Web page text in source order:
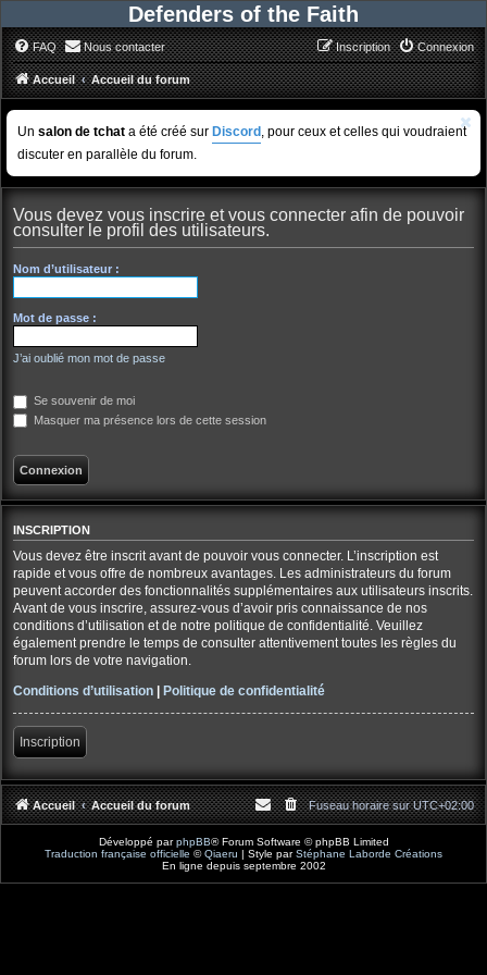
Defenders of the Faith
FAQ Nous contacter Connexion
Inscription
Accueil Accueil du forum
Un salon de tchat a été créé sur Discord , pour ceux et celles qui voudraient
discuter en parallèle du forum.
Vous devez vous inscrire et vous connecter afin de pouvoir
consulter le profil des utilisateurs.
Nom d’utilisateur :
Mot de passe :
J’ai oublié mon mot de passe
Se souvenir de moi
Masquer ma présence lors de cette session
INSCRIPTION
Vous devez être inscrit avant de pouvoir vous connecter. L’inscription est
rapide et vous offre de nombreux avantages. Les administrateurs du forum
peuvent accorder des fonctionnalités supplémentaires aux utilisateurs inscrits.
Avant de vous inscrire, assurez-vous d’avoir pris connaissance de nos
conditions d’utilisation et de notre politique de confidentialité. Veuillez
également prendre le temps de consulter attentivement toutes les règles du
forum lors de votre navigation.
Conditions d’utilisation | Politique de confidentialité
Inscription
Accueil Accueil du forum Fuseau horaire surUTC+02:00
Développé parphpBB® Forum Software © phpBB Limited
Traduction française officielle ©Qiaeru | Style parStéphane Laborde Créations
En ligne depuis septembre 2002